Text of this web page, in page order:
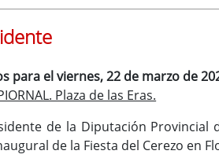
para el viernes, 22 de marzo de
Plaza de las Eras.
de la Diputación Provincial
de la Fiesta del Cerezo en